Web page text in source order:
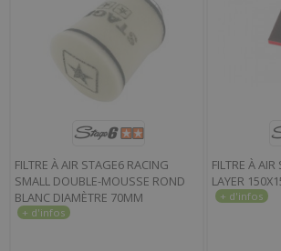
FILTRE À AIR STAGE6 RACING
SMALL DOUBLE-MOUSSE ROND
BLANC DIAMÈTRE 70MM
FILTRE À
LAYER